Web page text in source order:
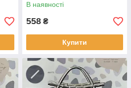
В наявності
558 ₴
Купити